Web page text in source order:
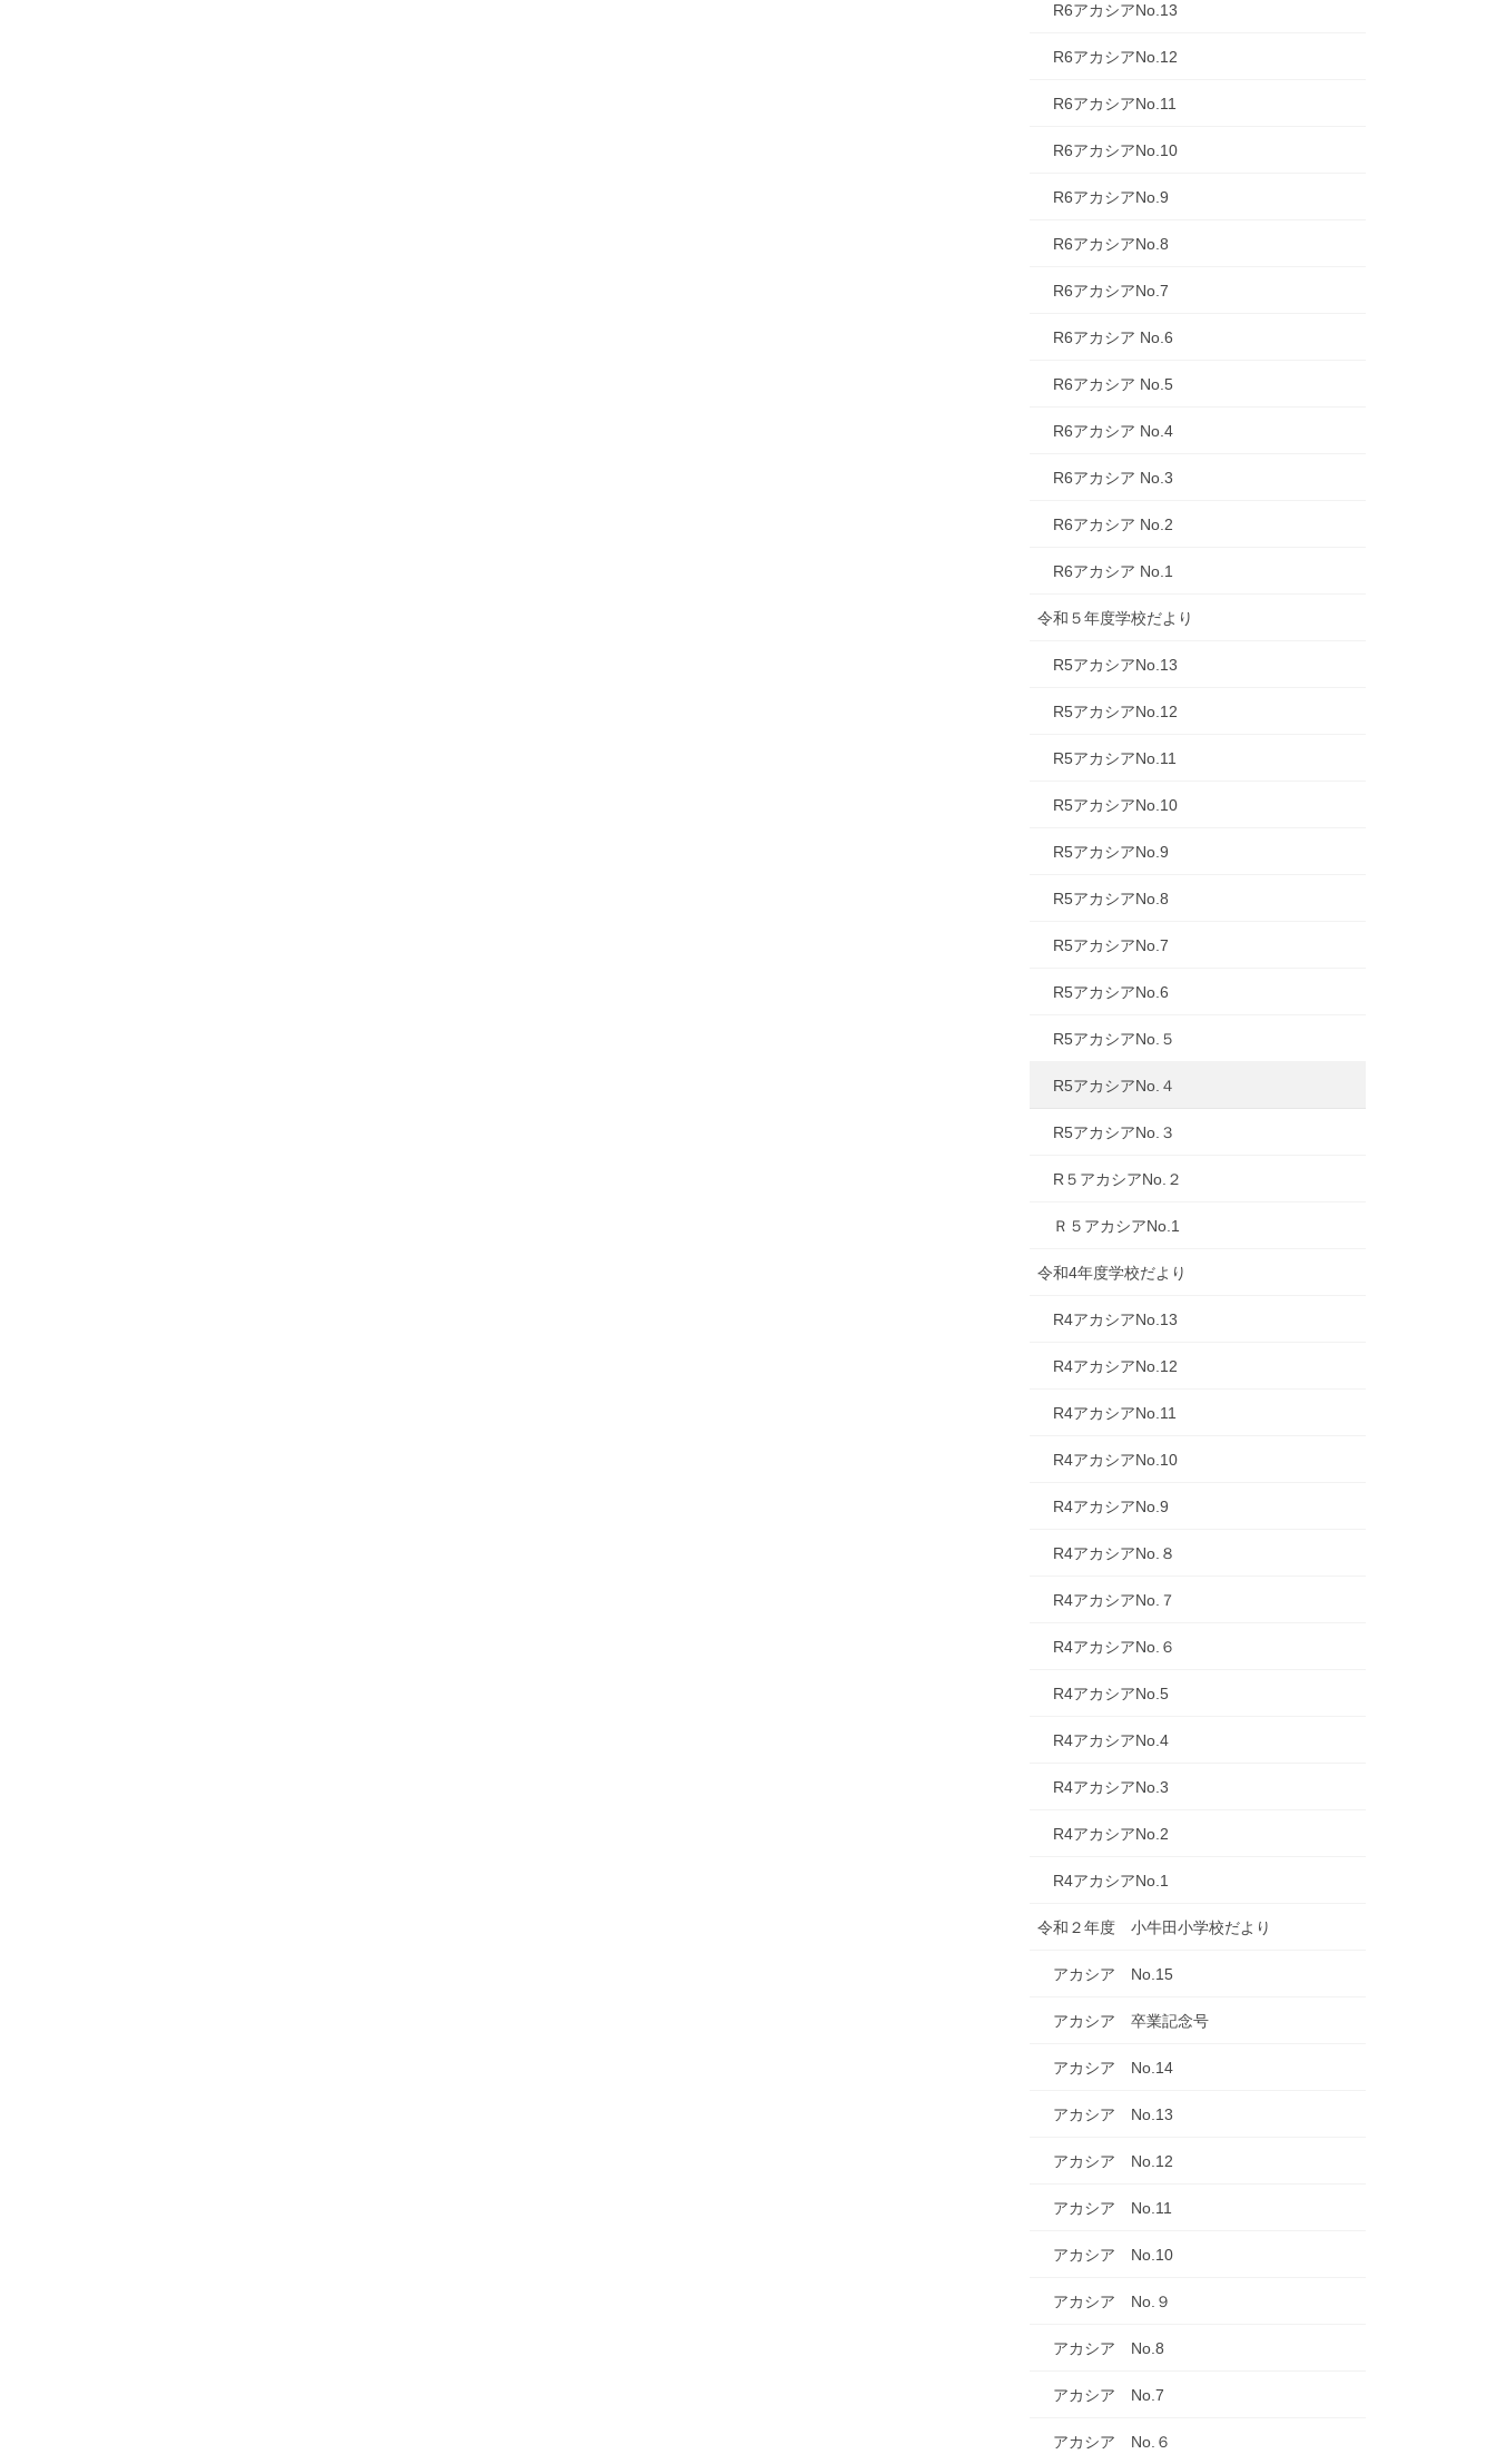
R6アカシアNo.13
R6アカシアNo.12
R6アカシアNo.11
R6アカシアNo.10
R6アカシアNo.9
R6アカシアNo.8
R6アカシアNo.7
R6アカシア No.6
R6アカシア No.5
R6アカシア No.4
R6アカシア No.3
R6アカシア No.2
R6アカシア No.1
令和５年度学校だより
R5アカシアNo.13
R5アカシアNo.12
R5アカシアNo.11
R5アカシアNo.10
R5アカシアNo.9
R5アカシアNo.8
R5アカシアNo.7
R5アカシアNo.6
R5アカシアNo.５
R5アカシアNo.４
R5アカシアNo.３
R５アカシアNo.２
Ｒ５アカシアNo.1
令和4年度学校だより
R4アカシアNo.13
R4アカシアNo.12
R4アカシアNo.11
R4アカシアNo.10
R4アカシアNo.9
R4アカシアNo.８
R4アカシアNo.７
R4アカシアNo.６
R4アカシアNo.5
R4アカシアNo.4
R4アカシアNo.3
R4アカシアNo.2
R4アカシアNo.1
令和２年度 小牛田小学校だより
アカシア No.15
アカシア 卒業記念号
アカシア No.14
アカシア No.13
アカシア No.12
アカシア No.11
アカシア No.10
アカシア No.９
アカシア No.8
アカシア No.7
アカシア No.６